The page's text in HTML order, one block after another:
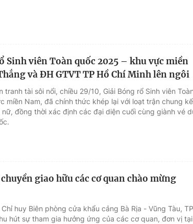
Sinh viên Toàn quốc 2025 – khu vực miền
và ĐH GTVT TP Hồ Chí Minh lên ngôi
tranh tài sôi nổi, chiều 29/10, Giải Bóng rổ Sinh viên
miền Nam, đã chính thức khép lại với loạt trận chung
đồng thời xác định các đại diện cuối cùng giành vé
giao hữu các cơ quan chào mừng
huy Biên phòng cửa khẩu cảng Bà Rịa - Vũng Tàu, TP
hút sự tham gia hưởng ứng của các cơ quan, đơn vị tại